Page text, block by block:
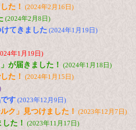
た！ (2024年2月16日)
(2024年2月8日)
てきました (2024年1月19日)
年1月19日)
が届きました！ (2024年1月18日)
た！ (2024年1月15日)
す (2023年12月9日)
ク」見つけました！ (2023年12月7日)
た！ (2023年11月17日)